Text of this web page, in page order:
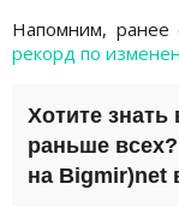
Напомним,
рекорд по
Хотите
раньше
на Bigmir)net